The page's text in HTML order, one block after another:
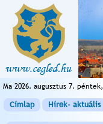
Ma 2026. augusztus 7. péntek,
Címlap Hírek- aktuális